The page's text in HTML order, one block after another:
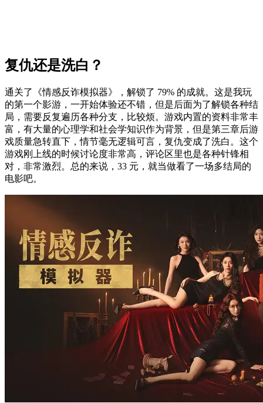
复仇还是洗白？
通关了《情感反诈模拟器》，解锁了 79% 的成就。这是我玩
的第一个影游，一开始体验还不错，但是后面为了解锁各种结
局，需要反复遍历各种分支，比较烦。游戏内置的资料非常丰
富，有大量的心理学和社会学知识作为背景，但是第三章后游
戏质量急转直下，情节毫无逻辑可言，复仇变成了洗白。这个
游戏刚上线的时候讨论度非常高，评论区里也是各种针锋相
对，非常激烈。总的来说，33 元，就当做看了一场多结局的
电影吧。